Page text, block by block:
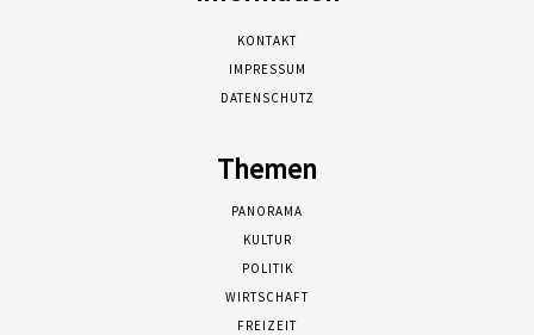
KONTAKT
IMPRESSUM
DATENSCHUTZ
Themen
PANORAMA
KULTUR
POLITIK
WIRTSCHAFT
FREIZEIT